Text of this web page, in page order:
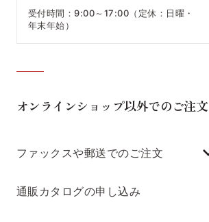
受付時間：9:00～17:00（定休：日曜・
年末年始）
オンラインショップ以外でのご注文
ファックスや郵送でのご注文
通販カタログの申し込み